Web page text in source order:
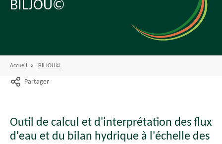
BILJOU©
Accueil BILJOU©
Partager
Outil de calcul et d'interprétation des flux
d'eau et du bilan hydrique à l'échelle des